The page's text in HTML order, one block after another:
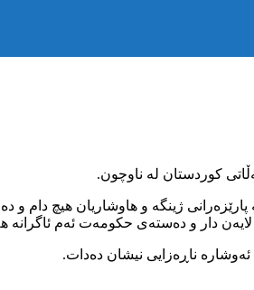
بە ئەنقەست سوتاون کە جیا لە پارێزەرانی ژینگە و
دار و دەستەی حکومەت ئەم ئاگرانە
ئەوشارە ناڕەزایی نیشان دەدات.